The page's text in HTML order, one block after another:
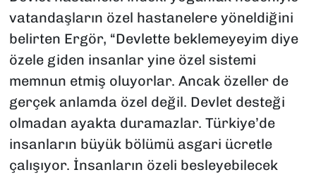
vatandaşların özel hastanelere yöneldiğini
belirten Ergör, “Devlette beklemeyeyim diye
özele giden insanlar yine özel sistemi
memnun etmiş oluyorlar. Ancak özeller de
gerçek anlamda özel değil. Devlet desteği
olmadan ayakta duramazlar. Türkiye’de
insanların büyük bölümü asgari ücretle
çalışıyor. İnsanların özeli besleyebilecek